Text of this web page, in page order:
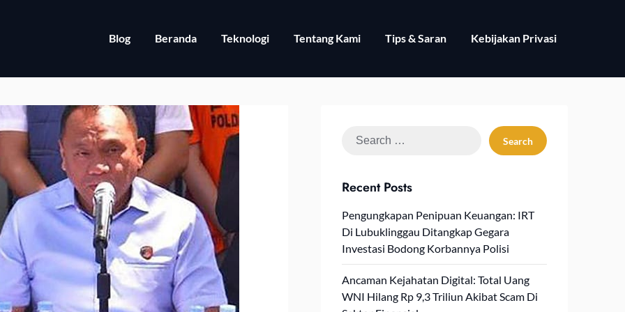
Blog Beranda Teknologi Tentang Kami Tips & Saran Kebijakan Privasi
Search
Recent Posts
Pengungkapan Penipuan Keuangan: IRT
Di Lubuklinggau Ditangkap Gegara
Investasi Bodong Korbannya Polisi
Ancaman Kejahatan Digital: Total Uang
WNI Hilang Rp 9,3 Triliun Akibat Scam Di